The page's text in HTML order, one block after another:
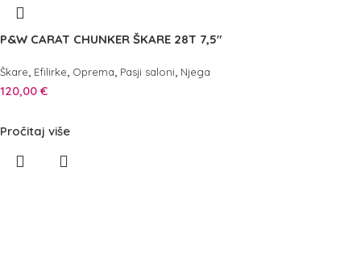
P&W CARAT CHUNKER ŠKARE 28T 7,5″
Škare, Efilirke, Oprema, Pasji saloni, Njega
120,00 €
Pročitaj više